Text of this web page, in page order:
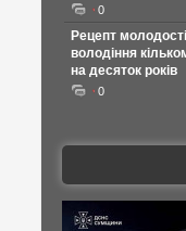
0
Рецепт
володіння
на десяток років
0